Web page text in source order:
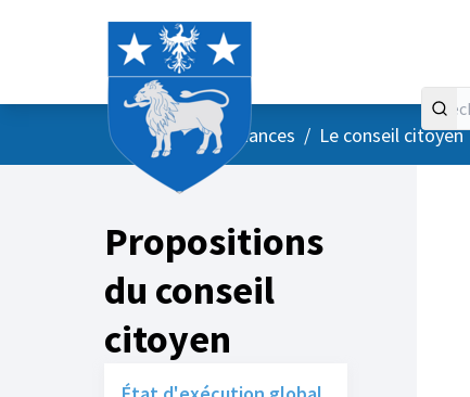
AccueilMenu principal
/ Vos instances / Le conseil citoyen
Propositions
du conseil
citoyen